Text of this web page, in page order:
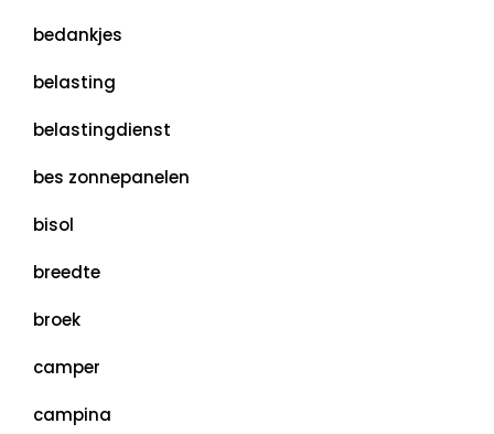
bedankjes
belasting
belastingdienst
bes zonnepanelen
bisol
breedte
broek
camper
campina